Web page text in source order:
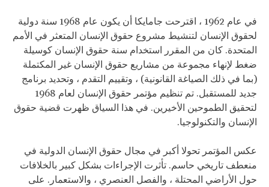
في عام 1962 ، اقترحت جامايكا أن يكون عام 1968 سنة دولية
لحقوق الإنسان لتنشيط مشروع حقوق الإنسان المتعثر في الأمم
المتحدة. كان من المقرر استخدام سنة حقوق الإنسان كوسيلة
ضغط لإنهاء مجموعة من مشاريع حقوق الإنسان غير المكتملة
(بما في ذلك الصياغة القانونية) ، وتقييم التقدم ، وتحديد برنامج
جديد للمستقبل. تم تنظيم مؤتمر حقوق الإنسان لعام 1968
لتحقيق الطموحين الأخيرين. في هذا السياق ظهرت قضية حقوق
الإنسان والتكنولوجيا.
عكس المؤتمر تحولا أكبر في مجال حقوق الإنسان الدولية في
منعطف تاريخي حاسم. تأثرت الإجراءات بشكل كبير بالخلافات
حول الأراضي المحتلة ، والفصل العنصري ، والاستعمار. على